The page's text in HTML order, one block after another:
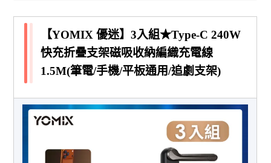
【YOMIX 優迷】3入組★Type-C 240W
快充折疊支架磁吸收納編織充電線
1.5M(筆電/手機/平板通用/追劇支架)